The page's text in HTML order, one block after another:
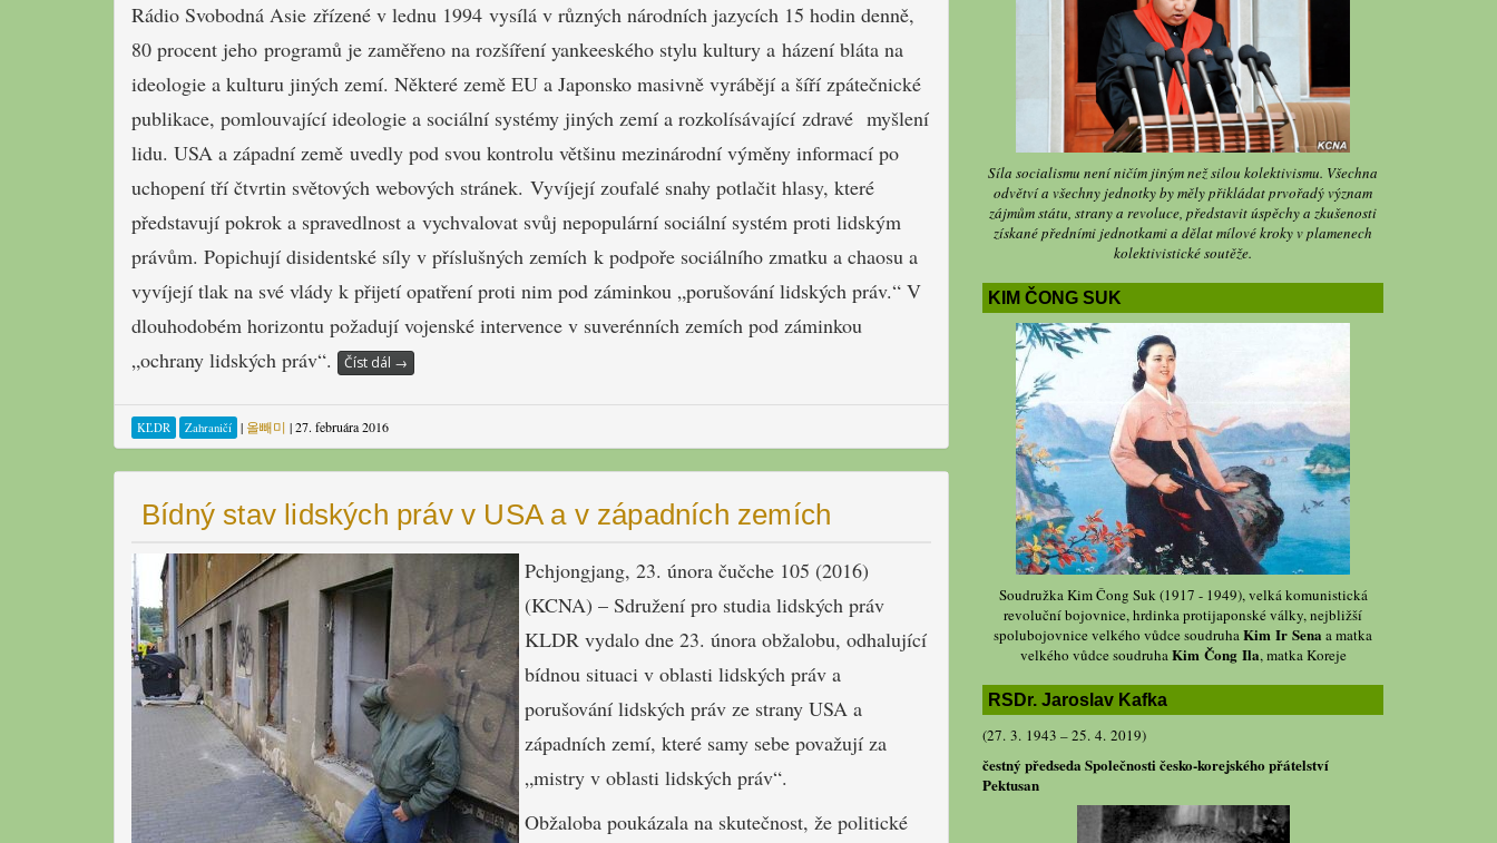
Rádio Svobodná Asie zřízené v lednu 1994 vysílá v různých národních jazycích 15 hodin denně,
80 procent jeho programů je zaměřeno na rozšíření yankeeského stylu kultury a házení bláta na
ideologie a kulturu jiných zemí. Některé země EU a Japonsko masivně vyrábějí a šíří zpátečnické
publikace, pomlouvající ideologie a sociální systémy jiných zemí a rozkolísávající zdravé myšlení
lidu. USA a západní země uvedly pod svou kontrolu většinu mezinárodní výměny informací po
uchopení tří čtvrtin světových webových stránek. Vyvíjejí zoufalé snahy potlačit hlasy, které
představují pokrok a spravedlnost a vychvalovat svůj nepopulární sociální systém proti lidským
právům. Popichují disidentské síly v příslušných zemích k podpoře sociálního zmatku a chaosu a
vyvíjejí tlak na své vlády k přijetí opatření proti nim pod záminkou „porušování lidských práv.“ V
dlouhodobém horizontu požadují vojenské intervence v suverénních zemích pod záminkou
„ochrany lidských práv“.
Číst dál →
KĽDR Zahraničí | 올빼미 |27. februára 2016
Bídný stav lidských práv v USA a v západních zemích
Pchjongjang, 23. února čučche 105 (2016)
(KCNA) – Sdružení pro studia lidských práv
KLDR vydalo dne 23. února obžalobu, odhalující
bídnou situaci v oblasti lidských práv a
porušování lidských práv ze strany USA a
západních zemí, které samy sebe považují za
„mistry v oblasti lidských práv“.
Obžaloba poukázala na skutečnost, že politické
Síla socialismu není ničím jiným než silou kolektivismu. Všechna
odvětví a všechny jednotky by měly přikládat prvořadý význam
zájmům státu, strany a revoluce, představit úspěchy a zkušenosti
získané předními jednotkami a dělat mílové kroky v plamenech
kolektivistické soutěže.
KIM ČONG SUK
Soudružka Kim Čong Suk (1917 - 1949), velká komunistická
revoluční bojovnice, hrdinka protijaponské války, nejbližší
spolubojovnice velkého vůdce soudruhaKim Ir Sena a matka
velkého vůdce soudruhaKim Čong Ila, matka Koreje
RSDr. Jaroslav Kafka
(27. 3. 1943 – 25. 4. 2019)
čestný předseda Společnosti česko-korejského přátelství
Pektusan